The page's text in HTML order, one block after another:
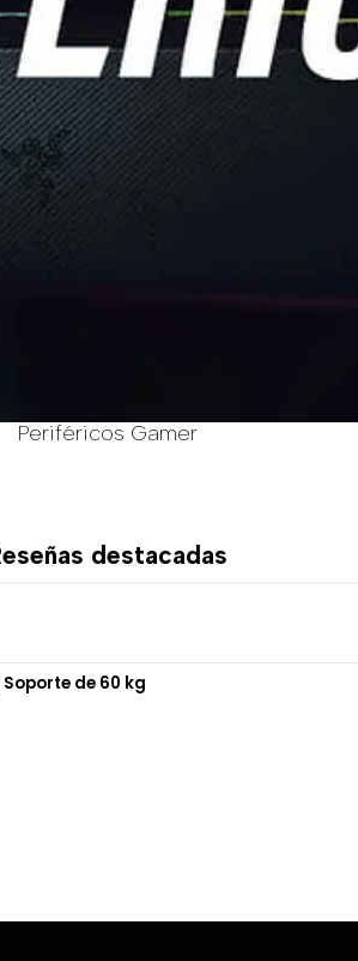
Periféricos Gamer
destacadas
de 60 kg